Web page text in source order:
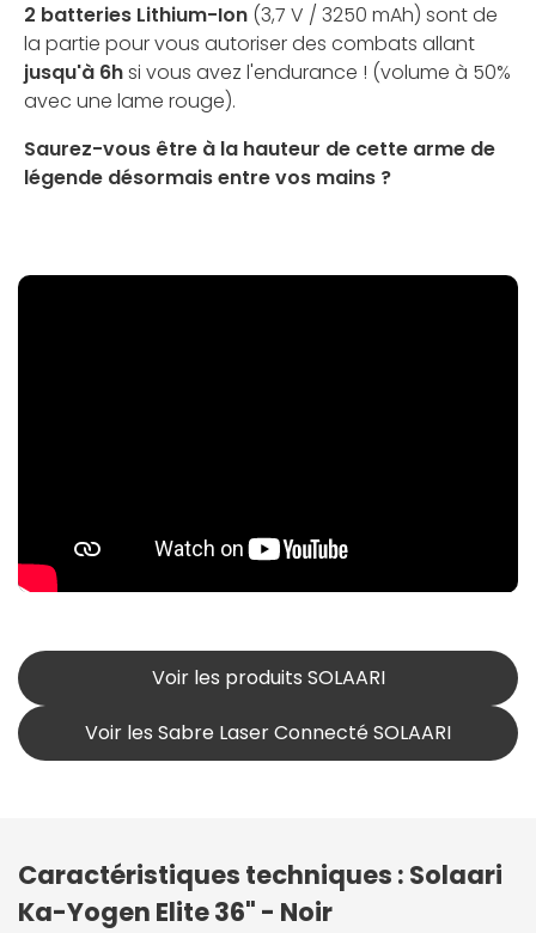
2 batteries Lithium-Ion (3,7 V / 3250 mAh) sont de
la partie pour vous autoriser des combats allant
jusqu'à 6hsi vous avez l'endurance ! (volume à 50%
avec une lame rouge).
Saurez-vous être à la hauteur de cette arme de
légende désormais entre vos mains ?
Voir les produits SOLAARI
Voir les Sabre Laser Connecté SOLAARI
Caractéristiques techniques : Solaari
Ka-Yogen Elite 36" - Noir